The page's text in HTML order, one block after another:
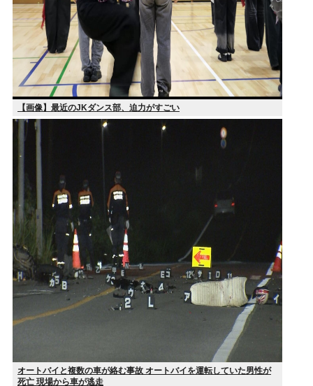
【画像】最近のJKダンス部、迫力がすごい
オートバイと複数の車が絡む事故 オートバイを運転していた男性が
死亡 現場から車が逃走